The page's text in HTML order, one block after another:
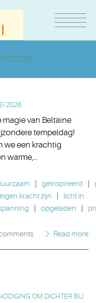
2026
magie van Beltaine
tempeldag!
we een krachtig
warme,…
geinspireerd
kracht zijn
licht in
opgeladen
Read more
OM DICHTER BIJ